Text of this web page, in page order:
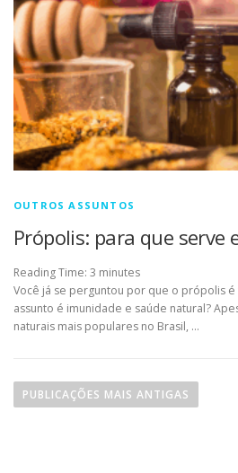
OUTROS ASSUNTOS
Própolis: para que serve
Reading Time: 3 minutes
Você já se perguntou por que o própolis
assunto é imunidade e saúde natural?
naturais mais populares no Brasil, …
PUBLICAÇÕES MAIS ANTIGAS